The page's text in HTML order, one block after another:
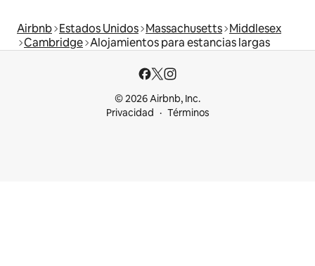
Airbnb Estados Unidos Massachusetts Middlesex
Cambridge Alojamientos para estancias largas
© 2026 Airbnb, Inc.
Privacidad
Términos